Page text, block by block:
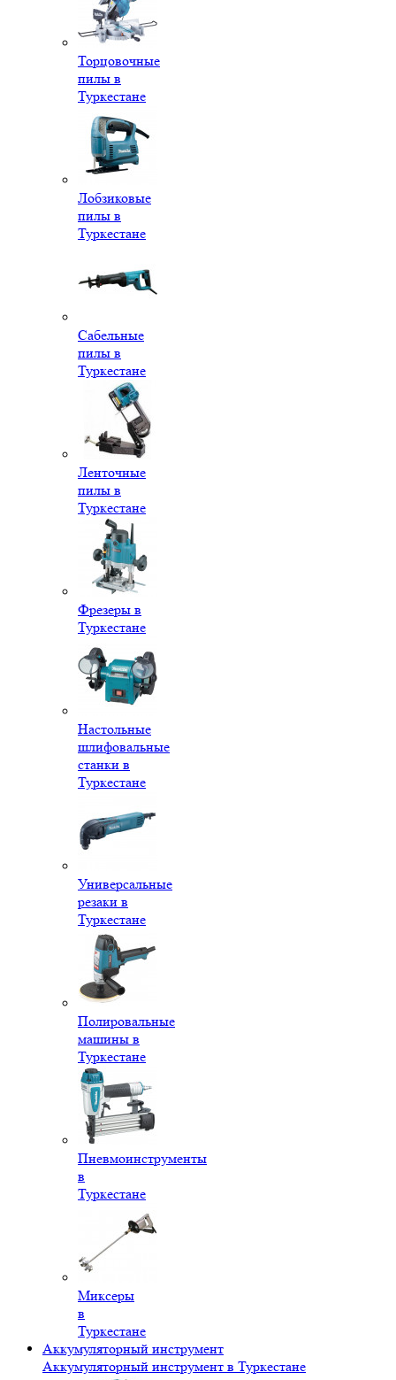
Торцовочные
пилы в
Туркестане
Лобзиковые
пилы в
Туркестане
Сабельные
пилы в
Туркестане
Ленточные
пилы в
Туркестане
Фрезеры в
Туркестане
Настольные
шлифовальные
станки в
Туркестане
Универсальные
резаки в
Туркестане
Полировальные
машины в
Туркестане
Пневмоинструменты
в
Туркестане
Миксеры
в
Туркестане
Аккумуляторный инструмент
Аккумуляторный инструмент в Туркестане